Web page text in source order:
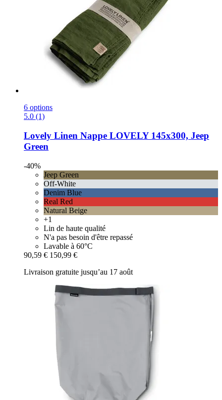
6 options
5.0 (1)
Lovely Linen Nappe LOVELY 145x300, Jeep
Green
-40%
Jeep Green
Off-White
Denim Blue
Real Red
Natural Beige
+1
Lin de haute qualité
N'a pas besoin d'être repassé
Lavable à 60°C
90,59 € 150,99 €
Livraison gratuite jusqu’au 17 août